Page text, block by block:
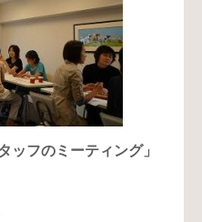
ッフのミーティング」